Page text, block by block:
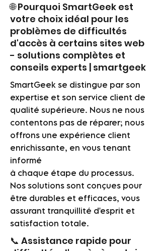
🌐 Pourquoi SmartGeek est
votre choix idéal pour les
problèmes de difficultés
d'accès à certains sites web
- solutions complètes et
conseils experts | smartgeek
SmartGeek se distingue par son
expertise et son service client de
qualité supérieure. Nous ne nous
contentons pas de réparer; nous
offrons une expérience client
enrichissante, en vous tenant
informé
à chaque étape du processus.
Nos solutions sont conçues pour
être durables et efficaces, vous
assurant tranquillité d'esprit et
satisfaction totale.
📞 Assistance rapide pour